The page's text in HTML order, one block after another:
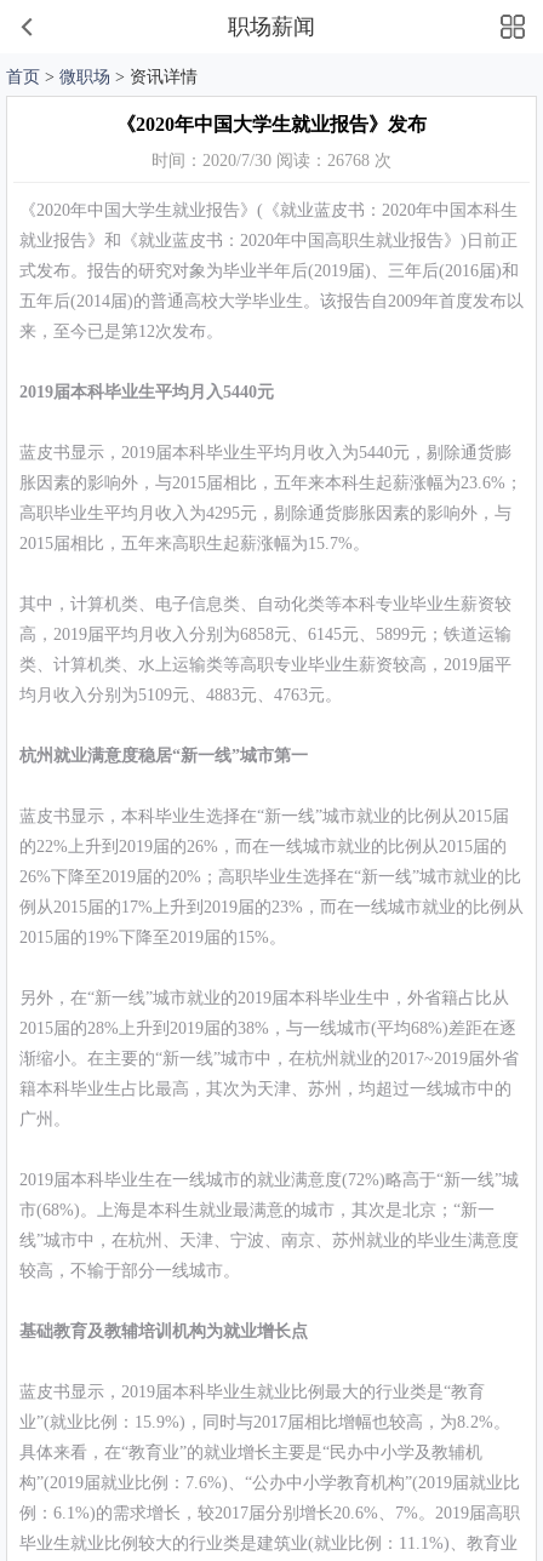
职场薪闻
首页 > 微职场 > 资讯详情
《2020年中国大学生就业报告》发布
时间：2020/7/30 阅读：26768 次
《2020年中国大学生就业报告》(《就业蓝皮书：2020年中国本科生
就业报告》和《就业蓝皮书：2020年中国高职生就业报告》)日前正
式发布。报告的研究对象为毕业半年后(2019届)、三年后(2016届)和
五年后(2014届)的普通高校大学毕业生。该报告自2009年首度发布以
来，至今已是第12次发布。
2019届本科毕业生平均月入5440元
蓝皮书显示，2019届本科毕业生平均月收入为5440元，剔除通货膨
胀因素的影响外，与2015届相比，五年来本科生起薪涨幅为23.6%；
高职毕业生平均月收入为4295元，剔除通货膨胀因素的影响外，与
2015届相比，五年来高职生起薪涨幅为15.7%。
其中，计算机类、电子信息类、自动化类等本科专业毕业生薪资较
高，2019届平均月收入分别为6858元、6145元、5899元；铁道运输
类、计算机类、水上运输类等高职专业毕业生薪资较高，2019届平
均月收入分别为5109元、4883元、4763元。
杭州就业满意度稳居“新一线”城市第一
蓝皮书显示，本科毕业生选择在“新一线”城市就业的比例从2015届
的22%上升到2019届的26%，而在一线城市就业的比例从2015届的
26%下降至2019届的20%；高职毕业生选择在“新一线”城市就业的比
例从2015届的17%上升到2019届的23%，而在一线城市就业的比例从
2015届的19%下降至2019届的15%。
另外，在“新一线”城市就业的2019届本科毕业生中，外省籍占比从
2015届的28%上升到2019届的38%，与一线城市(平均68%)差距在逐
渐缩小。在主要的“新一线”城市中，在杭州就业的2017~2019届外省
籍本科毕业生占比最高，其次为天津、苏州，均超过一线城市中的
广州。
2019届本科毕业生在一线城市的就业满意度(72%)略高于“新一线”城
市(68%)。上海是本科生就业最满意的城市，其次是北京；“新一
线”城市中，在杭州、天津、宁波、南京、苏州就业的毕业生满意度
较高，不输于部分一线城市。
基础教育及教辅培训机构为就业增长点
蓝皮书显示，2019届本科毕业生就业比例最大的行业类是“教育
业”(就业比例：15.9%)，同时与2017届相比增幅也较高，为8.2%。
具体来看，在“教育业”的就业增长主要是“民办中小学及教辅机
构”(2019届就业比例：7.6%)、“公办中小学教育机构”(2019届就业比
例：6.1%)的需求增长，较2017届分别增长20.6%、7%。2019届高职
毕业生就业比例较大的行业类是建筑业(就业比例：11.1%)、教育业